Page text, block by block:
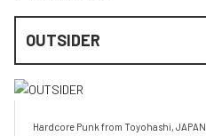
OUTSIDER
Hardcore Punk from Toyohashi, JAPAN